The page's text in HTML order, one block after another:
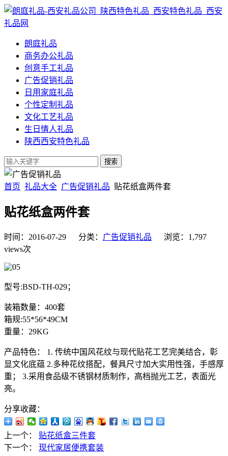
朗庭礼品
商务办公礼品
创意手工礼品
广告促销礼品
日用家庭礼品
个性定制礼品
文化工艺礼品
生日情人礼品
陕西西安特色礼品
首页 礼品大全 广告促销礼品 贴花纸盒两件套
贴花纸盒两件套
时间：2016-07-29 分类： 广告促销礼品 浏览：1,797
views次
型号:BSD-TH-029；
装箱数量：400套
箱规:55*56*49CM
重量：29KG
产品特色： 1. 传统中国风花纹与现代贴花工艺完美结合，彰
显文化底蕴 2.多种花纹搭配，餐具尺寸加大实用性强，手感厚
重； 3.采用食品级不锈钢材质制作，高档抛光工艺，表面光
亮。
分享收藏：
上一个： 贴花纸盒三件套
下一个： 现代家居便携套装